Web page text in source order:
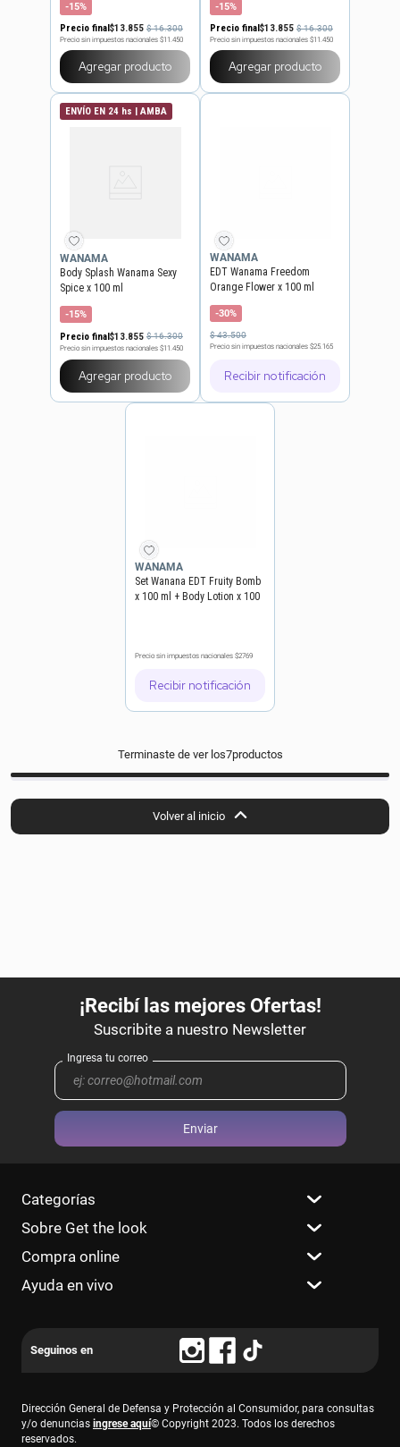
-15%
Precio final$13.855 $16.300
Precio sin impuestos nacionales $11.450
Agregar producto
-15%
Precio final$13.855 $16.300
Precio sin impuestos nacionales $11.450
Agregar producto
ENVÍO EN 24 hs | AMBA
WANAMA
Body Splash Wanama Sexy
Spice x 100 ml
-15%
Precio final$13.855 $16.300
Precio sin impuestos nacionales $11.450
Agregar producto
WANAMA
EDT Wanama Freedom
Orange Flower x 100 ml
-30%
$43.500
Precio sin impuestos nacionales $25.165
Recibir notificación
WANAMA
Set Wanana EDT Fruity Bomb
x 100 ml + Body Lotion x 100
Precio sin impuestos nacionales $2769
Recibir notificación
Terminaste de ver los7productos
Volver al inicio
Enviar
Categorías
Sobre Get the look
Compra online
Ayuda en vivo
Dirección General de Defensa y Protección al Consumidor, para consultas
y/o denuncias ingrese aquí© Copyright 2023. Todos los derechos
reservados.